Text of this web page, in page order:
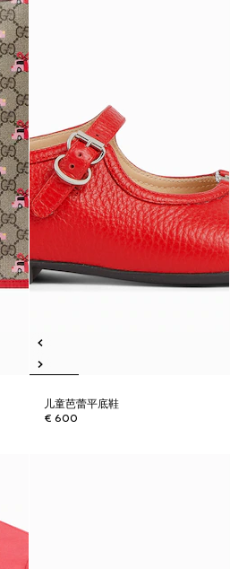
儿童芭蕾平底鞋
€ 600